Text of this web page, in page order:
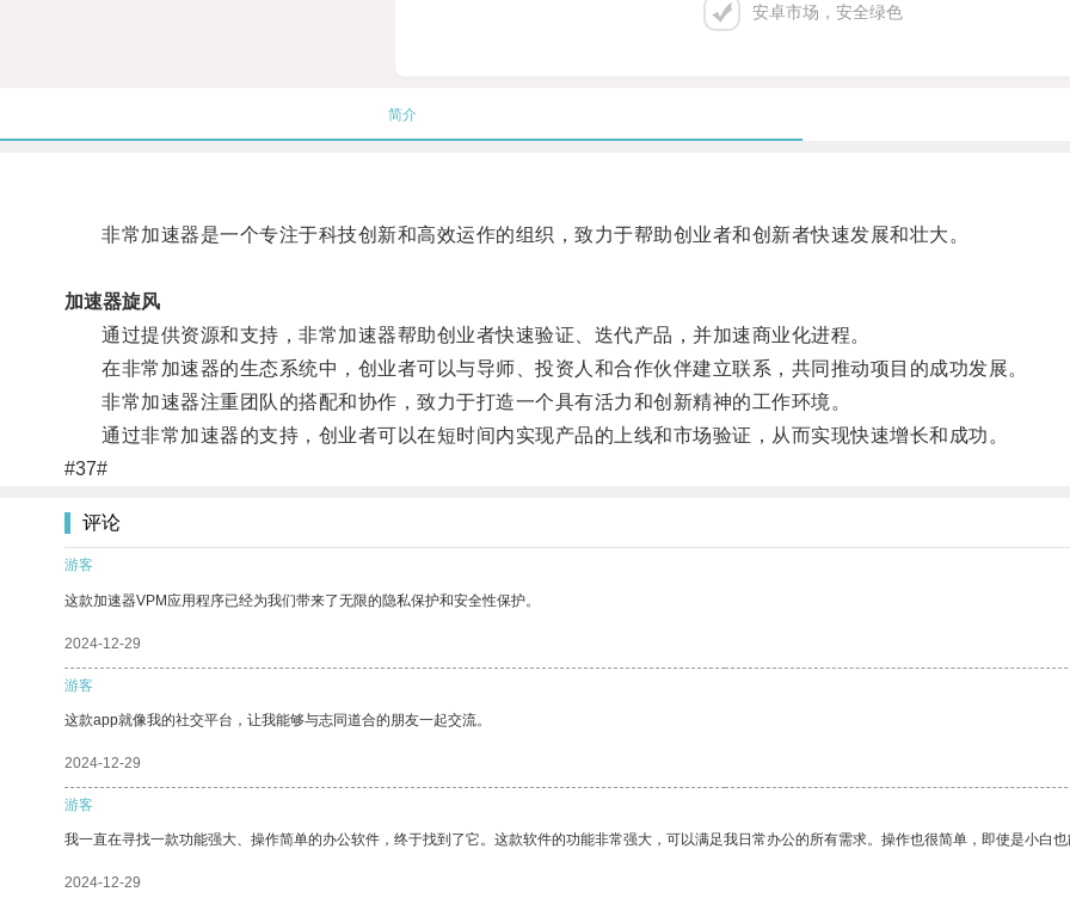
安卓市场，安全绿色
简介
非常加速器是一个专注于科技创新和高效运作的组织，致力于帮助创业者和创新者快速发展和壮大。
加速器旋风
通过提供资源和支持，非常加速器帮助创业者快速验证、迭代产品，并加速商业化进程。
在非常加速器的生态系统中，创业者可以与导师、投资人和合作伙伴建立联系，共同推动项目的成功发展。
非常加速器注重团队的搭配和协作，致力于打造一个具有活力和创新精神的工作环境。
通过非常加速器的支持，创业者可以在短时间内实现产品的上线和市场验证，从而实现快速增长和成功。
#37#
评论
游客
这款加速器VPM应用程序已经为我们带来了无限的隐私保护和安全性保护。
2024-12-29
游客
这款app就像我的社交平台，让我能够与志同道合的朋友一起交流。
2024-12-29
游客
我一直在寻找一款功能强大、操作简单的办公软件，终于找到了它。这款软件的功能非常强大，可以满足我日常办公的所有需求。操作也很简单，即使是小白也
2024-12-29